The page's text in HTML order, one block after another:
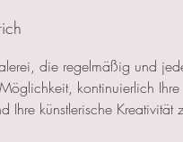
die regelmäßig und
kontinuierlich Ihre
Ihre künstlerische Kreativität